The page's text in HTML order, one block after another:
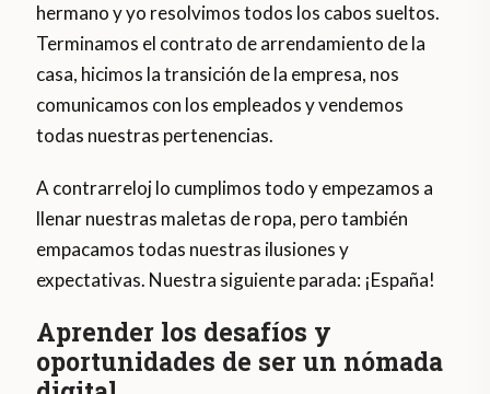
hermano y yo resolvimos todos los cabos sueltos.
Terminamos el contrato de arrendamiento de la
casa, hicimos la transición de la empresa, nos
comunicamos con los empleados y vendemos
todas nuestras pertenencias.
A contrarreloj lo cumplimos todo y empezamos a
llenar nuestras maletas de ropa, pero también
empacamos todas nuestras ilusiones y
expectativas. Nuestra siguiente parada: ¡España!
Aprender los desafíos y
oportunidades de ser un nómada